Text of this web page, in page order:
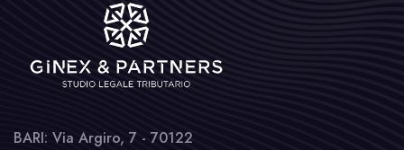
BARI: Via Argiro, 7 - 70122